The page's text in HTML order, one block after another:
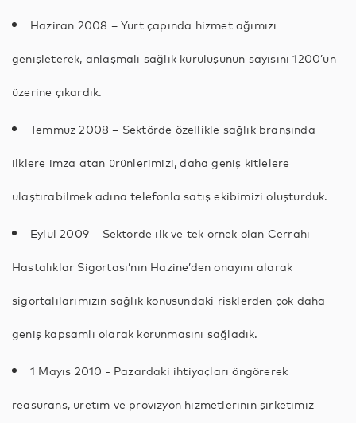
Haziran 2008 – Yurt çapında hizmet ağımızı
genişleterek, anlaşmalı sağlık kuruluşunun sayısını 1200’ün
üzerine çıkardık.
Temmuz 2008 – Sektörde özellikle sağlık branşında
ilklere imza atan ürünlerimizi, daha geniş kitlelere
ulaştırabilmek adına telefonla satış ekibimizi oluşturduk.
Eylül 2009 – Sektörde ilk ve tek örnek olan Cerrahi
Hastalıklar Sigortası’nın Hazine’den onayını alarak
sigortalılarımızın sağlık konusundaki risklerden çok daha
geniş kapsamlı olarak korunmasını sağladık.
1 Mayıs 2010 - Pazardaki ihtiyaçları öngörerek
reasürans, üretim ve provizyon hizmetlerinin şirketimiz